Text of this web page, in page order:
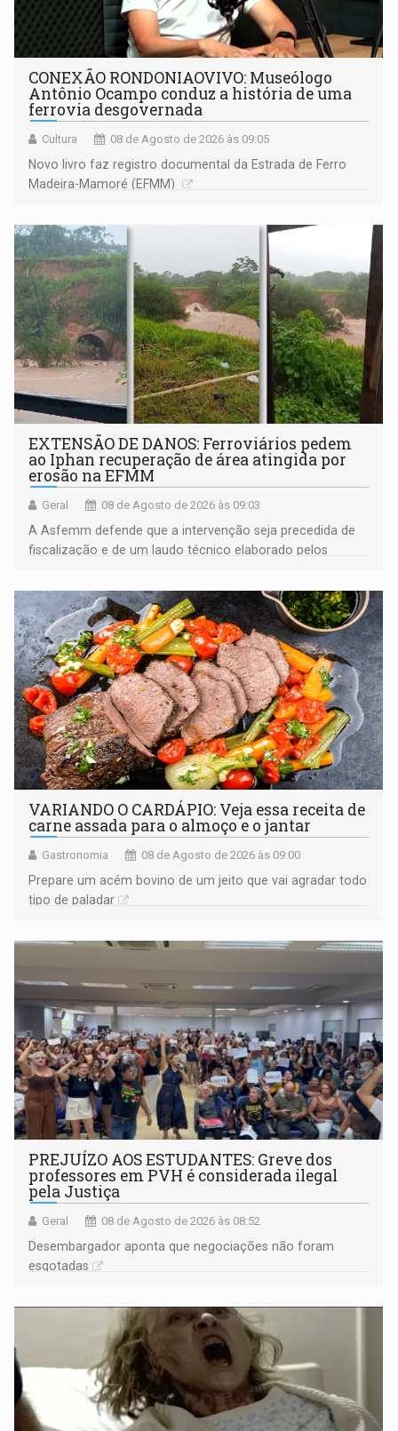
CONEXÃO RONDONIAOVIVO: Museólogo
Antônio Ocampo conduz a história de uma
ferrovia desgovernada
Cultura 08 de Agosto de 2026 às 09:05
Novo livro faz registro documental da Estrada de Ferro
Madeira-Mamoré (EFMM)
EXTENSÃO DE DANOS: Ferroviários pedem
ao Iphan recuperação de área atingida por
erosão na EFMM
Geral 08 de Agosto de 2026 às 09:03
A Asfemm defende que a intervenção seja precedida de
fiscalização e de um laudo técnico elaborado pelos
VARIANDO O CARDÁPIO: Veja essa receita de
carne assada para o almoço e o jantar
Gastronomia 08 de Agosto de 2026 às 09:00
Prepare um acém bovino de um jeito que vai agradar todo
tipo de paladar
PREJUÍZO AOS ESTUDANTES: Greve dos
professores em PVH é considerada ilegal
pela Justiça
Geral 08 de Agosto de 2026 às 08:52
Desembargador aponta que negociações não foram
esgotadas